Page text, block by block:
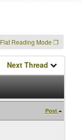
Flat Reading Mode❐
Next Thread
Post